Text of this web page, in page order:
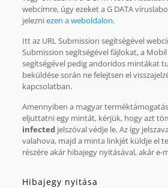
webcímre, úgy ezeket a G DATA
jelezniezen a weboldalon.
Itt az URL Submission segítségével
Submission segítségével fájlokat, a
segítségével pedig andoridos mintákat
beküldése során ne felejtsen el
kapcsolatban.
Amennyiben a magyar
eljuttatni egy mintát, kérjük, hogy azt
infected jelszóval védje le. Az így
valahova, majd a minta linkjét küldje el
részére akár hibajegy nyitásával, akár e-
Hibajegy nyitása